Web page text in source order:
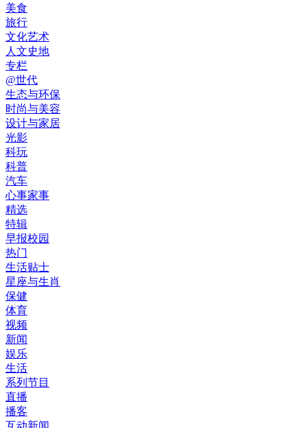
美食
旅行
文化艺术
人文史地
专栏
@世代
生态与环保
时尚与美容
设计与家居
光影
科玩
科普
汽车
心事家事
精选
特辑
早报校园
热门
生活贴士
星座与生肖
保健
体育
视频
新闻
娱乐
生活
系列节目
直播
播客
互动新闻